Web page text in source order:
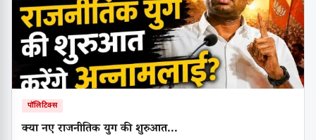
पॉलिटिक्स
क्या नए राजनीतिक युग की शुरुआत...